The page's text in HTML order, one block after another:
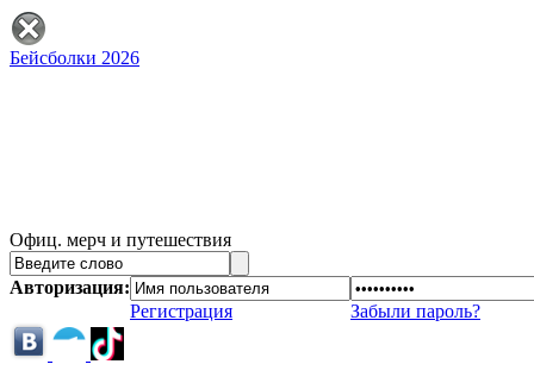
Бейсболки 2026
Офиц. мерч и путешествия
Авторизация:
Регистрация
Забыли пароль?